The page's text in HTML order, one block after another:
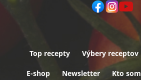
Päta
Top recepty Výbery receptov
E-shop Newsletter Kto som